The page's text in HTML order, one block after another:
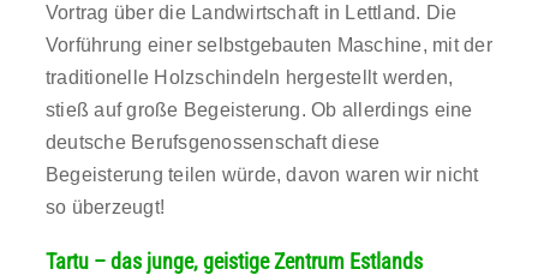
Vortrag über die Landwirtschaft in Lettland. Die
Vorführung einer selbstgebauten Maschine, mit der
traditionelle Holzschindeln hergestellt werden,
stieß auf große Begeisterung. Ob allerdings eine
deutsche Berufsgenossenschaft diese
Begeisterung teilen würde, davon waren wir nicht
so überzeugt!
Tartu – das junge, geistige Zentrum Estlands